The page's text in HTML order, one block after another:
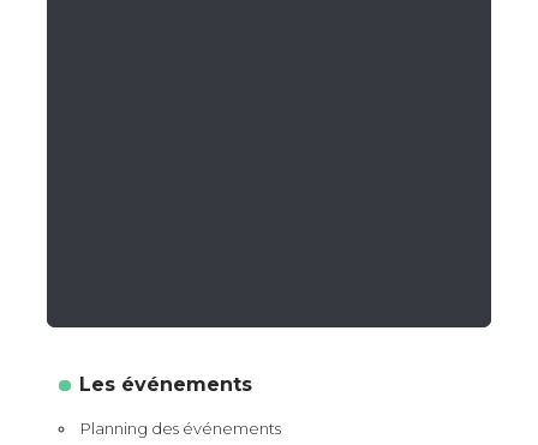
Les événements
Planning des événements